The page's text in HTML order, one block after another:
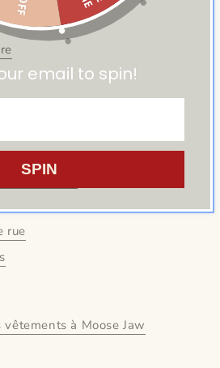
Queenbea
rue
à Moose Jaw
email to spin!
SPIN